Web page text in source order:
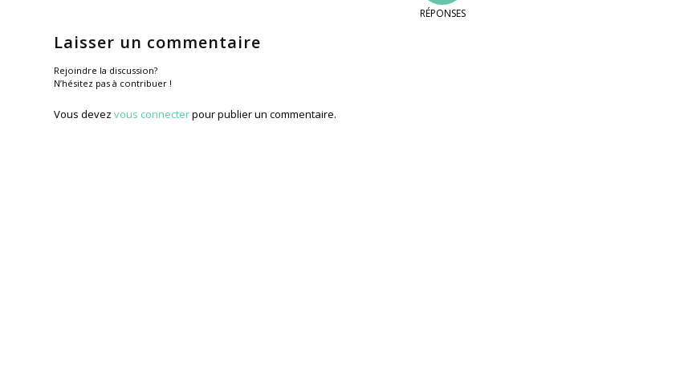
RÉPONSES
Laisser un commentaire
Rejoindre la discussion?
N’hésitez pas à contribuer !
Vous devez vous connecterpour publier un commentaire.